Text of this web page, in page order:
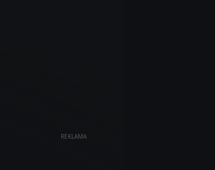
REKLAMA